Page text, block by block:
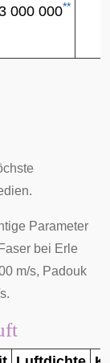
000 000**
Parameter
bei Erle
m/s, Padouk